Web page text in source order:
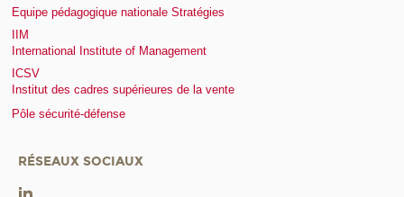
Equipe pédagogique nationale Stratégies
IIM
International Institute of Management
ICSV
Institut des cadres supérieures de la vente
Pôle sécurité-défense
RÉSEAUX SOCIAUX